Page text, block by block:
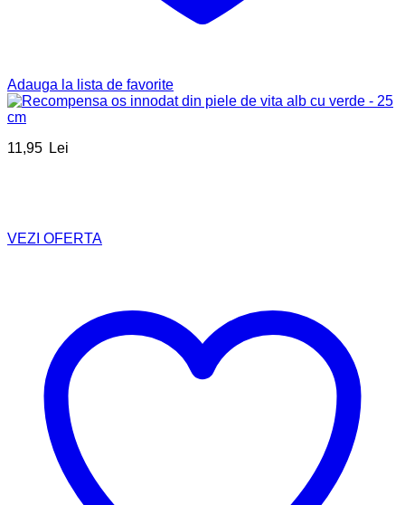
Adauga la lista de favorite
11,95 Lei
VEZI OFERTA